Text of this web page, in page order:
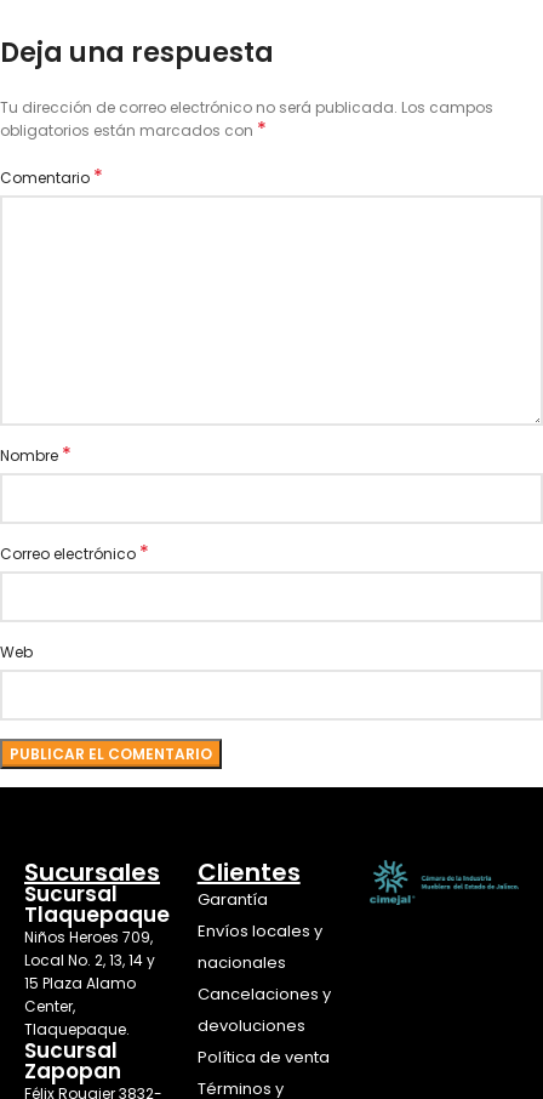
Deja una respuesta
Tu dirección de correo electrónico no será publicada. Los campos
obligatorios están marcados con *
Comentario *
Nombre *
Correo electrónico *
Web
Sucursales
Sucursal
Tlaquepaque
Niños Heroes 709,
Local No. 2, 13, 14 y
15 Plaza Alamo
Center,
Tlaquepaque.
Sucursal
Zapopan
Félix Rougier 3832-
Clientes
Garantía
Envíos locales y
nacionales
Cancelaciones y
devoluciones
Política de venta
Términos y